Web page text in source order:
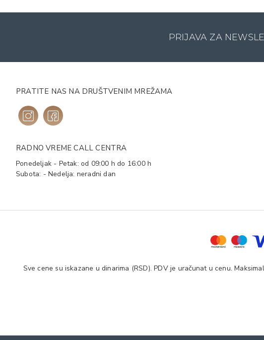
PRIJAVA ZA
PRATITE NAS NA DRUŠTVENIM MREŽAMA
RADNO VREME CALL CENTRA
Ponedeljak - Petak: od 09:00 h do 16:00 h
Subota: - Nedelja: neradni dan
Sve cene su iskazane u dinarima (RSD). PDV je uračunat u cenu.